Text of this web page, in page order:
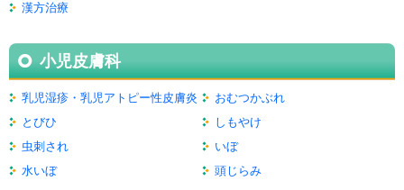
漢方治療
小児皮膚科
乳児湿疹・乳児アトピー性皮膚炎
おむつかぶれ
とびひ
しもやけ
虫刺され
いぼ
水いぼ
頭じらみ